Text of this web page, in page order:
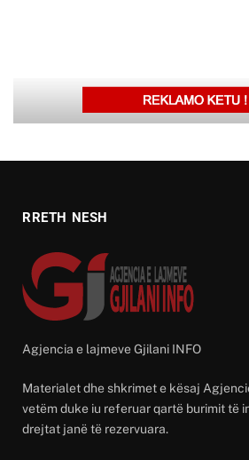
RRETH NESH
Agjencia e lajmeve Gjilani INFO
Materialet dhe shkrimet e kësaj
vetëm duke iu referuar qartë burimit të
drejtat janë të rezervuara.